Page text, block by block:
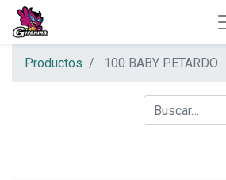
Productos 100 BABY PETARDO